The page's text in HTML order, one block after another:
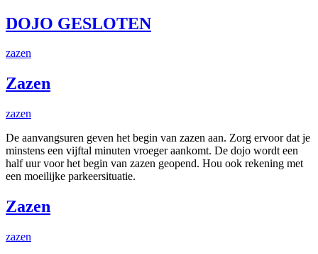
DOJO GESLOTEN
zazen
Zazen
zazen
De aanvangsuren geven het begin van zazen aan. Zorg ervoor dat je
minstens een vijftal minuten vroeger aankomt. De dojo wordt een
half uur voor het begin van zazen geopend. Hou ook rekening met
een moeilijke parkeersituatie.
Zazen
zazen